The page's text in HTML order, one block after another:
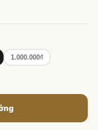
1.000.000₫